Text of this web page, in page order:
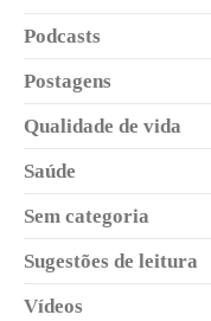
Podcasts
Postagens
Qualidade de vida
Saúde
Sem categoria
Sugestões de leitura
Vídeos